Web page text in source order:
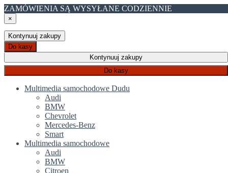
ZAMÓWIENIA SĄ WYSYŁANE CODZIENNIE
×
Kontynuuj zakupy
Do kasy
Kontynuuj zakupy
Do kasy
Multimedia samochodowe Dudu
Audi
BMW
Chevrolet
Mercedes-Benz
Smart
Multimedia samochodowe
Audi
BMW
Citroen